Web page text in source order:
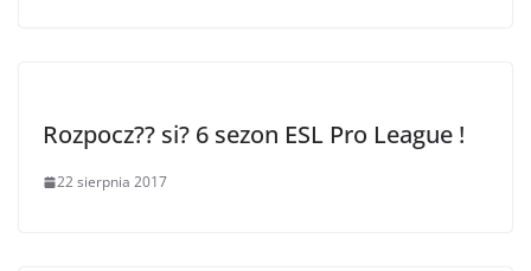
Rozpocz?? si? 6 sezon ESL Pro League !
22 sierpnia 2017